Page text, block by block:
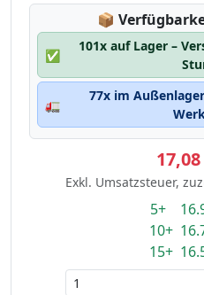
📦
✅
101x auf Lager –
🚛
77x im
Exkl. Umsatzsteuer,
5+
10+
15+